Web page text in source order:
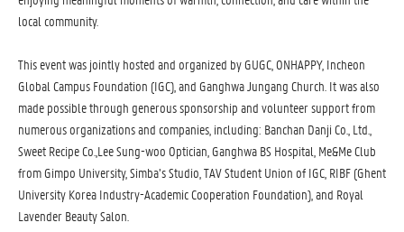
local community.
This event was jointly hosted and organized by GUGC, ONHAPPY, Incheon
Global Campus Foundation (IGC), and Ganghwa Jungang Church. It was also
made possible through generous sponsorship and volunteer support from
numerous organizations and companies, including: Banchan Danji Co., Ltd.,
Sweet Recipe Co.,Lee Sung-woo Optician, Ganghwa BS Hospital, Me&Me Club
from Gimpo University, Simba’s Studio, TAV Student Union of IGC, RIBF (Ghent
University Korea Industry-Academic Cooperation Foundation), and Royal
Lavender Beauty Salon.